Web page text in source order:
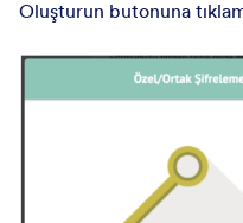
Oluşturun butonuna